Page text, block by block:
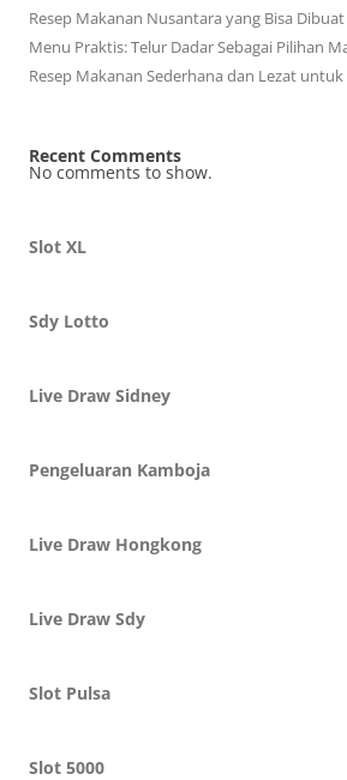
Resep Makanan Nusantara yang Bisa
Menu Praktis: Telur Dadar Sebagai Pilihan
Resep Makanan Sederhana dan Lezat untuk
Recent Comments
No comments to show.
Slot XL
Sdy Lotto
Live Draw Sidney
Pengeluaran Kamboja
Live Draw Hongkong
Live Draw Sdy
Slot Pulsa
Slot 5000